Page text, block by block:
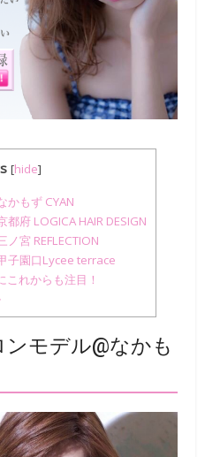
[hide]
もず CYAN
府 LOGICA HAIR DESIGN
宮 REFLECTION
子園口Lycee terrace
れからも注目！
モデル@なかも